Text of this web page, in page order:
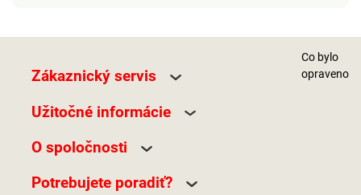
Zákaznický servis
Užitočné informácie
O spoločnosti
Potrebujete poradiť?
Co bylo
opraveno